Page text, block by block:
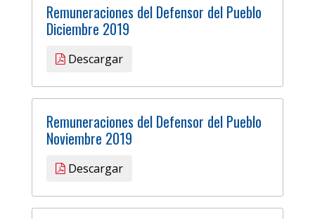
Remuneraciones del Defensor del Pueblo
Diciembre 2019
Descargar
Remuneraciones del Defensor del Pueblo
Noviembre 2019
Descargar